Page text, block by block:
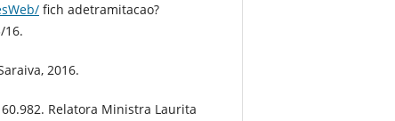
fich adetramitacao?
16.
2016.
Relatora Ministra Laurita